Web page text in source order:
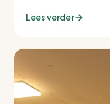
Lees verder